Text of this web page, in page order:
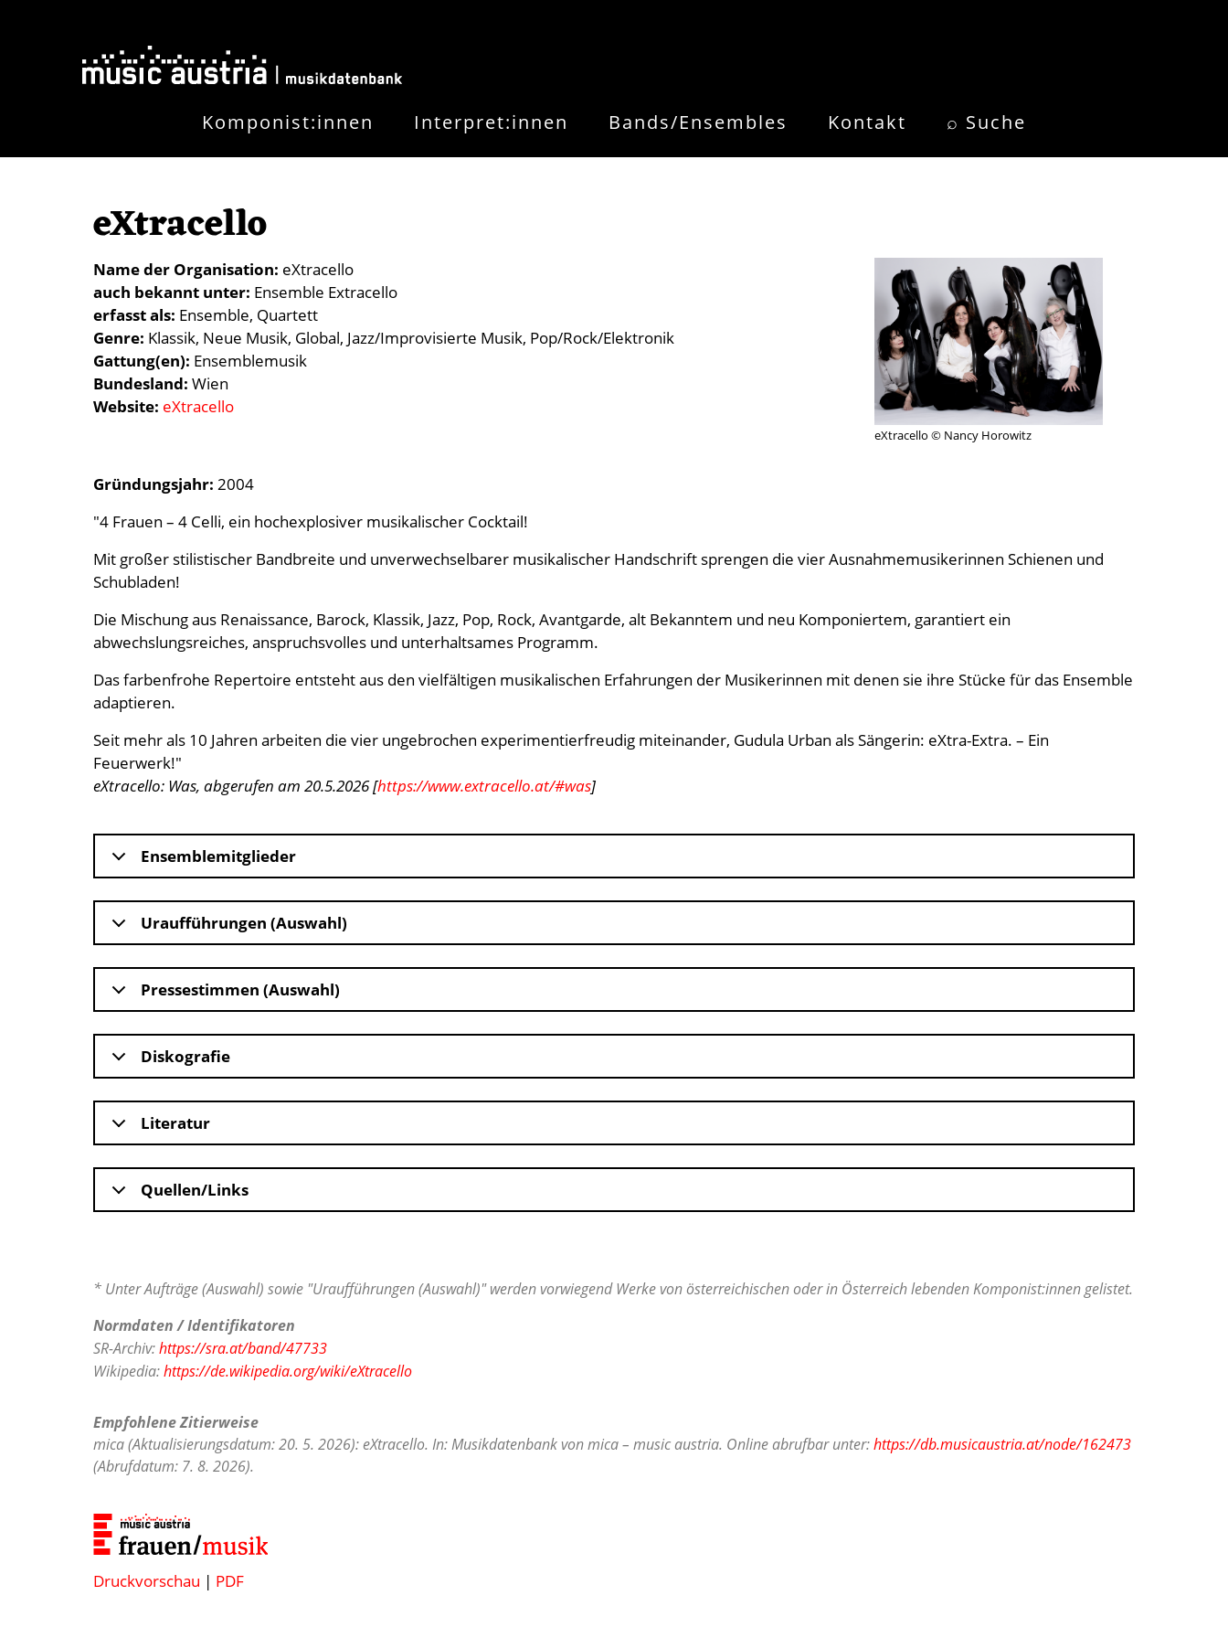
Komponist:innen Interpret:innen Bands/Ensembles Kontakt ⌕ Suche
eXtracello
Name der Organisation eXtracello
auch bekannt unter Ensemble Extracello
erfasst als Ensemble Quartett
Genre Klassik Neue Musik Global Jazz/Improvisierte Musik Pop/Rock/Elektronik
Gattung(en) Ensemblemusik
Bundesland Wien
Website eXtracello
eXtracello © Nancy Horowitz
Gründungsjahr: 2004
"4 Frauen – 4 Celli, ein hochexplosiver musikalischer Cocktail!
Mit großer stilistischer Bandbreite und unverwechselbarer musikalischer Handschrift sprengen die vier Ausnahmemusikerinnen Schienen und
Schubladen!
Die Mischung aus Renaissance, Barock, Klassik, Jazz, Pop, Rock, Avantgarde, alt Bekanntem und neu Komponiertem, garantiert ein
abwechslungsreiches, anspruchsvolles und unterhaltsames Programm.
Das farbenfrohe Repertoire entsteht aus den vielfältigen musikalischen Erfahrungen der Musikerinnen mit denen sie ihre Stücke für das Ensemble
adaptieren.
Seit mehr als 10 Jahren arbeiten die vier ungebrochen experimentierfreudig miteinander, Gudula Urban als Sängerin: eXtra-Extra. – Ein
Feuerwerk!"
eXtracello: Was, abgerufen am 20.5.2026 [https://www.extracello.at/#was]
Ensemblemitglieder
Uraufführungen (Auswahl)
Pressestimmen (Auswahl)
Diskografie
Literatur
Quellen/Links
* Unter Aufträge (Auswahl) sowie "Uraufführungen (Auswahl)" werden vorwiegend Werke von österreichischen oder in Österreich lebenden Komponist:innen gelistet.
Normdaten / Identifikatoren
SR-Archiv:https://sra.at/band/47733
Wikipedia:https://de.wikipedia.org/wiki/eXtracello
Empfohlene Zitierweise
mica (Aktualisierungsdatum: 20. 5. 2026): eXtracello. In: Musikdatenbank von mica – music austria. Online abrufbar unter:https://db.musicaustria.at/node/162473
(Abrufdatum: 7. 8. 2026).
Druckvorschau | PDF